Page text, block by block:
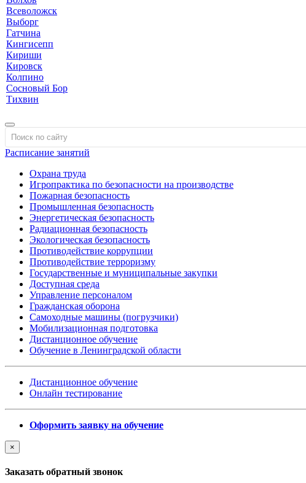
Всеволожск
Выборг
Гатчина
Кингисепп
Кириши
Кировск
Колпино
Сосновый Бор
Тихвин
Расписание занятий
Охрана труда
Игропрактика по безопасности на производстве
Пожарная безопасность
Промышленная безопасность
Энергетическая безопасность
Радиационная безопасность
Экологическая безопасность
Противодействие коррупции
Противодействие терроризму
Государственные и муниципальные закупки
Доступная среда
Управление персоналом
Гражданская оборона
Самоходные машины (погрузчики)
Мобилизационная подготовка
Дистанционное обучение
Обучение в Ленинградской области
Дистанционное обучение
Онлайн тестирование
Оформить заявку на обучение
×
Заказать обратный звонок